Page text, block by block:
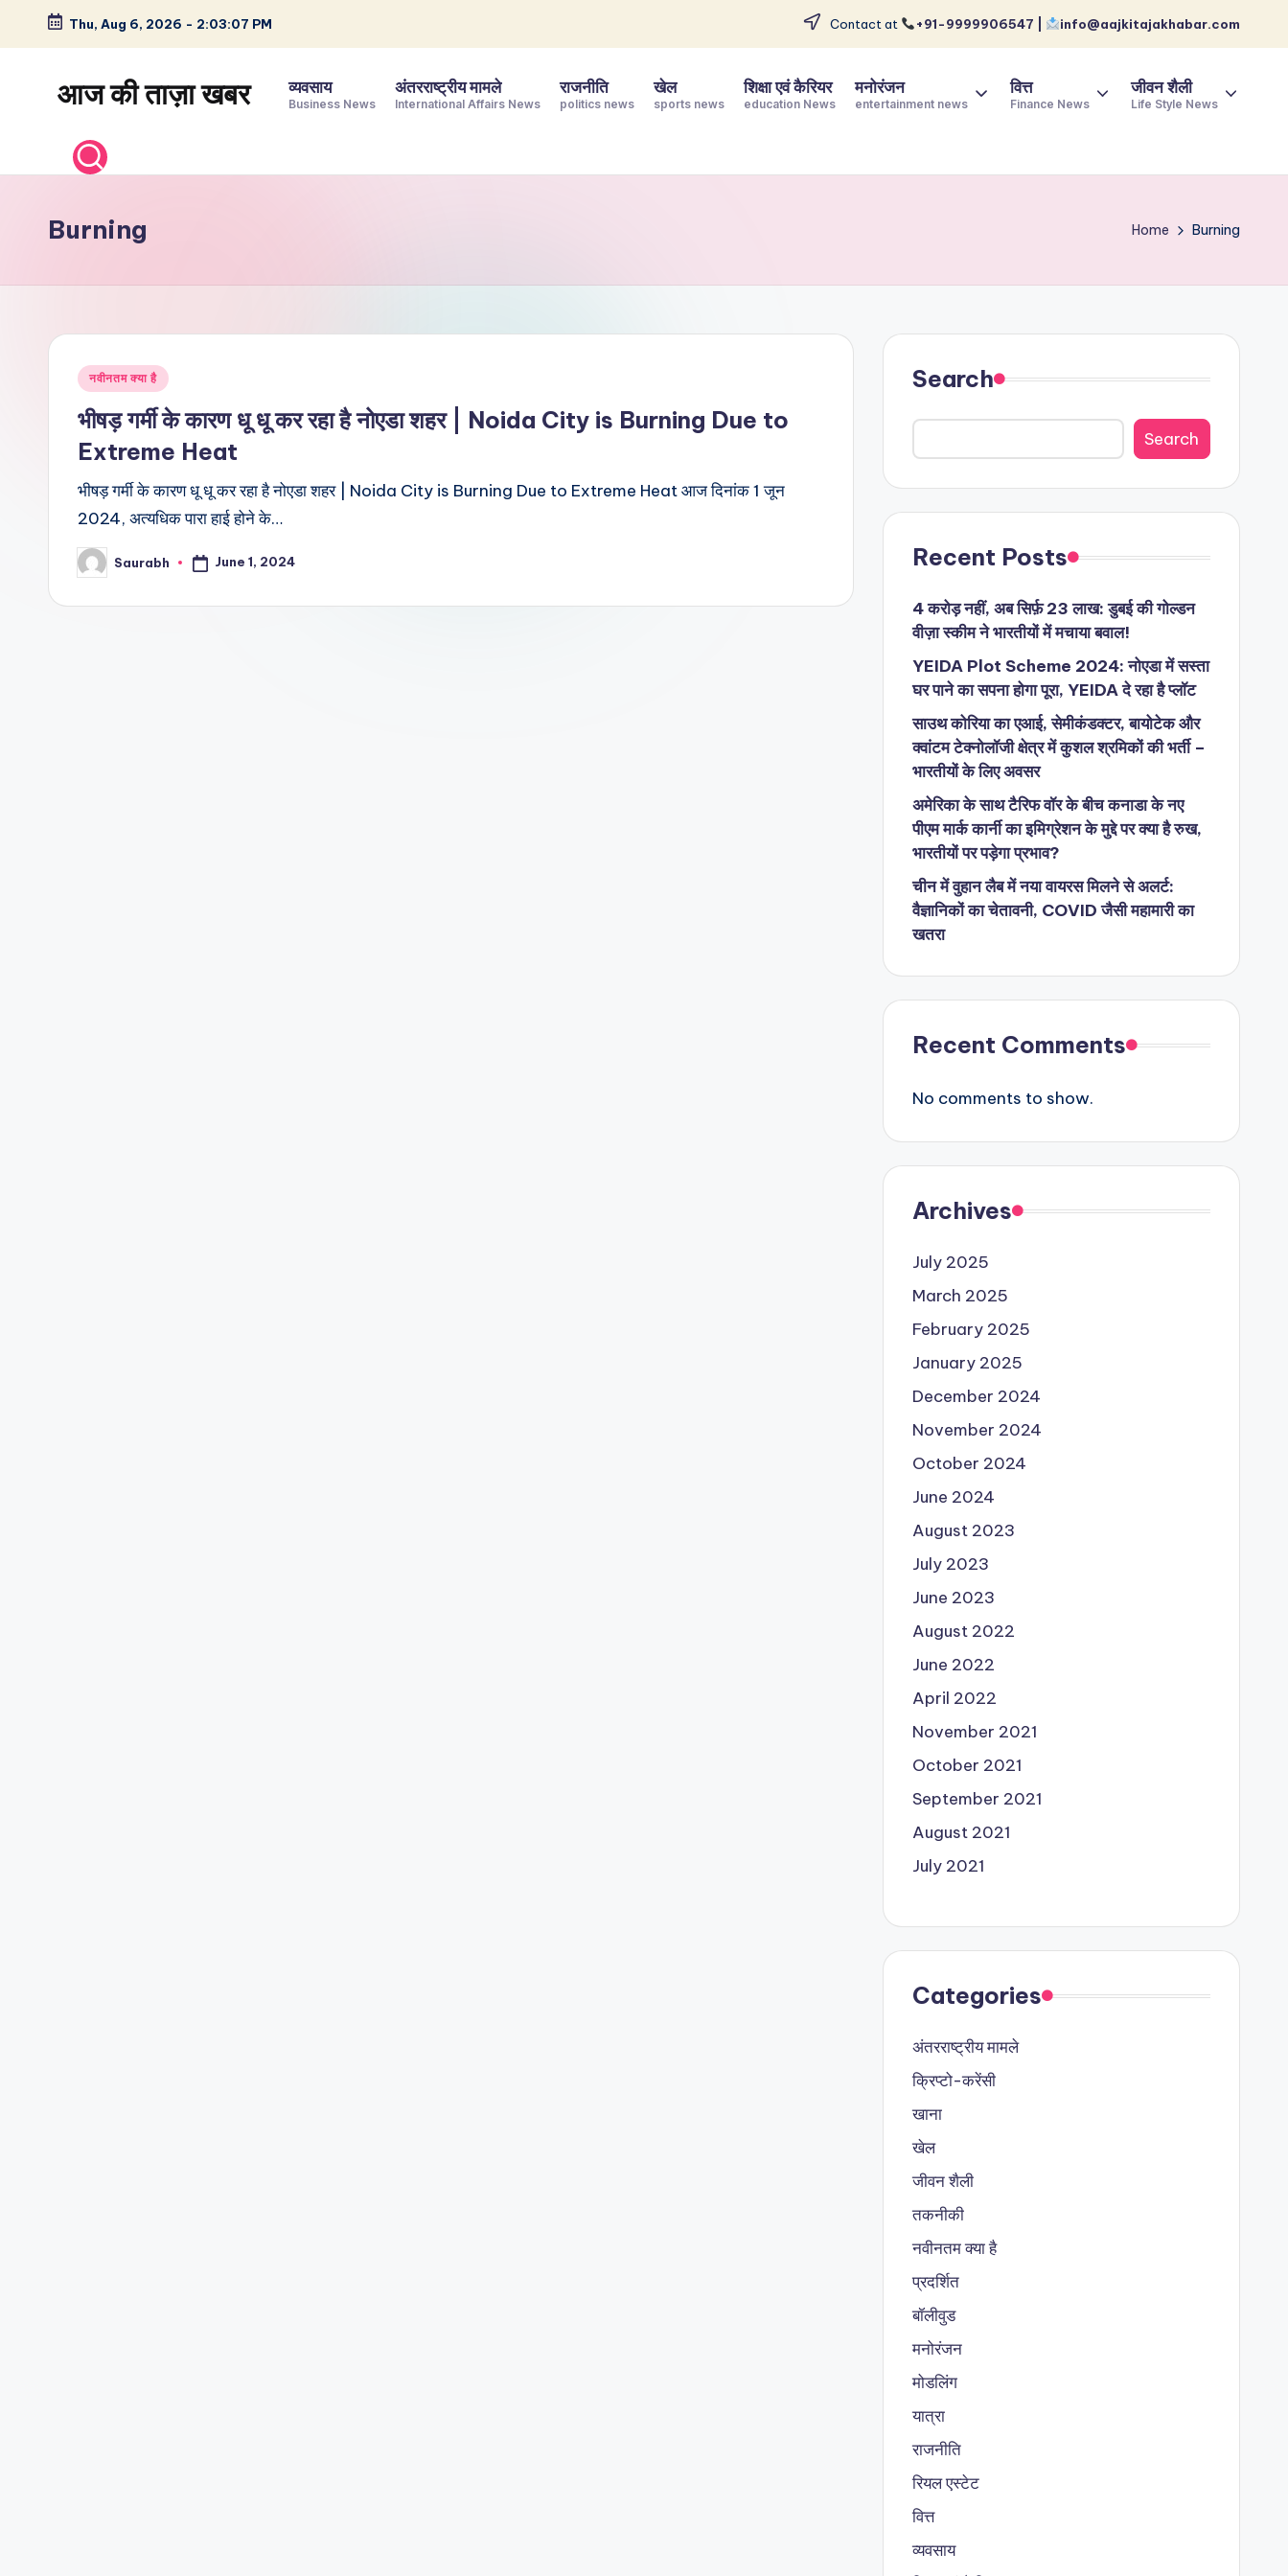
Skip
content
Thu, Aug 6, 2026 - 2:03:08 PM Contact at +91-9999906547 | info@aajkitajakhabar.com
आज की ताज़ा खबर
–
और
विश्व
व्यवसाय
Business News
अंतरराष्ट्रीय मामले
International Affairs News
राजनीति
politics news
खेल
sports news
शिक्षा एवं कैरियर
education News
मनोरंजन
entertainment news
वित्त
Finance News
जीवन शैली
Life Style News
Burning Home Burning
Posted
in
नवीनतम क्या है
भीषड़ गर्मी के कारण धू धू कर रहा है नोएडा शहर | Noida City is Burning Due to
Extreme Heat
भीषड़ गर्मी के कारण धू धू कर रहा है नोएडा शहर | Noida City is Burning Due to Extreme Heat आज दिनांक 1 जून
2024, अत्यधिक पारा हाई होने के…
Posted
by
Saurabh June 1, 2024
Search
Search
Recent Posts
4 करोड़ नहीं, अब सिर्फ़ 23 लाख: डुबई की गोल्डन
वीज़ा स्कीम ने भारतीयों में मचाया बवाल!
YEIDA Plot Scheme 2024: नोएडा में सस्ता
घर पाने का सपना होगा पूरा, YEIDA दे रहा है प्लॉट
साउथ कोरिया का एआई, सेमीकंडक्टर, बायोटेक और
क्वांटम टेक्नोलॉजी क्षेत्र में कुशल श्रमिकों की भर्ती –
भारतीयों के लिए अवसर
अमेरिका के साथ टैरिफ वॉर के बीच कनाडा के नए
पीएम मार्क कार्नी का इमिग्रेशन के मुद्दे पर क्या है रुख,
भारतीयों पर पड़ेगा प्रभाव?
चीन में वुहान लैब में नया वायरस मिलने से अलर्ट:
वैज्ञानिकों का चेतावनी, COVID जैसी महामारी का
खतरा
Recent Comments
No comments to show.
Archives
July 2025
March 2025
February 2025
January 2025
December 2024
November 2024
October 2024
June 2024
August 2023
July 2023
June 2023
August 2022
June 2022
April 2022
November 2021
October 2021
September 2021
August 2021
July 2021
Categories
अंतरराष्ट्रीय मामले
क्रिप्टो-करेंसी
खाना
खेल
जीवन शैली
तकनीकी
नवीनतम क्या है
प्रदर्शित
बॉलीवुड
मनोरंजन
मोडलिंग
यात्रा
राजनीति
रियल एस्टेट
वित्त
व्यवसाय